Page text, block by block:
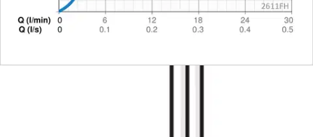
Etu ei koske Suuri‑lisäpalvelulla toimitettavia tuotteita.
Tarkista myymäläsaatavuus